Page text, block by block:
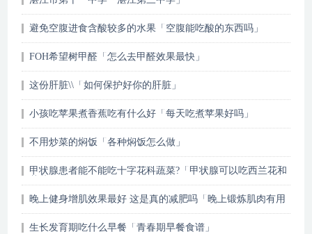
避免空腹进食含酸较多的水果「空腹能吃酸的东西吗」
FOH希望树甲醛「怎么去甲醛效果最快」
这份肝脏\\「如何保护好你的肝脏」
小孩吃苹果煮香蕉吃有什么好「每天吃煮苹果好吗」
不用炒菜的焖饭「各种焖饭怎么做」
甲状腺患者能不能吃十字花科蔬菜?「甲状腺可以吃西兰花和
晚上健身增肌效果最好 这是真的减肥吗「晚上锻炼肌肉有用
生长发育期吃什么早餐「青春期早餐食谱」